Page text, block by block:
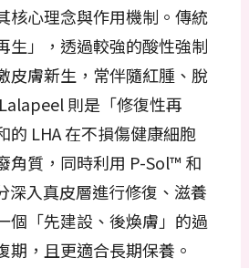
核心理念與作用機制。傳統
生」，透過較強的酸性強制
皮膚新生，常伴隨紅腫、脫
則是「修復性再
的 LHA 在不損傷健康細胞
角質，同時利用 P-Sol™ 和
深入真皮層進行修復、滋養
個「先建設、後煥膚」的過
期，且更適合長期保養。